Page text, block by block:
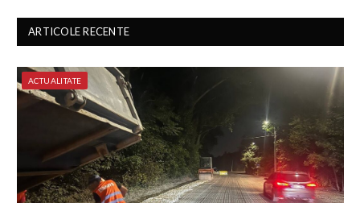
ARTICOLE RECENTE
ACTUALITATE